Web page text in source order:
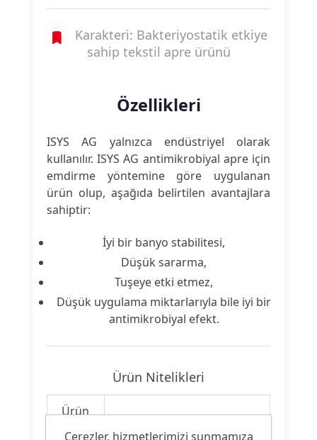
Karakteri: Bakteriyostatik etkiye
sahip tekstil apre ürünü
Özellikleri
ISYS AG yalnızca endüstriyel olarak
kullanılır. ISYS AG antimikrobiyal apre için
emdirme yöntemine göre uygulanan
ürün olup, aşağıda belirtilen avantajlara
sahiptir:
İyi bir banyo stabilitesi,
Düşük sararma,
Tuşeye etki etmez,
Düşük uygulama miktarlarıyla bile iyi bir
antimikrobiyal efekt.
Ürün Nitelikleri
Ürün
Tipi:
Apre Malzemesi
Çerezler, hizmetlerimizi sunmamıza